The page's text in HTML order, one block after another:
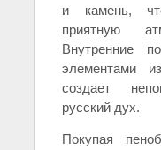
и камень,
приятную
Внутренние
элементами
создает
русский дух.
Покупая